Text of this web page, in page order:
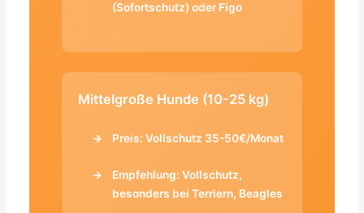
(Sofortschutz) oder Figo
Mittelgroße Hunde (10-25 kg)
Preis: Vollschutz 35-50€/Monat
Empfehlung: Vollschutz,
besonders bei Terriern, Beagles